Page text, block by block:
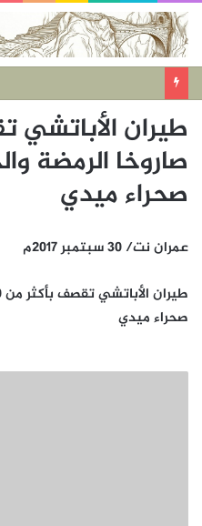
صاروخا الرمضة
صحراء ميدي
عمران نت/ 30 سبتمبر 2017م
صحراء ميدي